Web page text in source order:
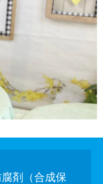
剤（合成保